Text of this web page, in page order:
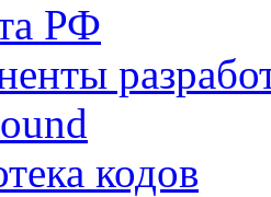
РФ
кодов